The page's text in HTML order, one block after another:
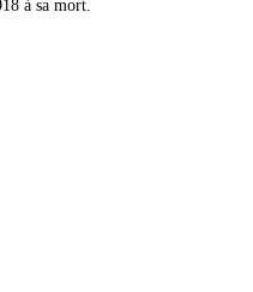
à sa mort.